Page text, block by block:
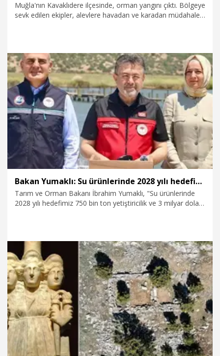
Muğla'nın Kavaklıdere ilçesinde, orman yangını çıktı. Bölgeye
sevk edilen ekipler, alevlere havadan ve karadan müdahale
14.07.2026 Gündem
Bakan Yumaklı: Su ürünlerinde 2028 yılı hedefimiz 3 milyar dolar ihracat
Tarım ve Orman Bakanı İbrahim Yumaklı, "Su ürünlerinde
2028 yılı hedefimiz 750 bin ton yetiştiricilik ve 3 milyar dolar
7.07.2026 Politika